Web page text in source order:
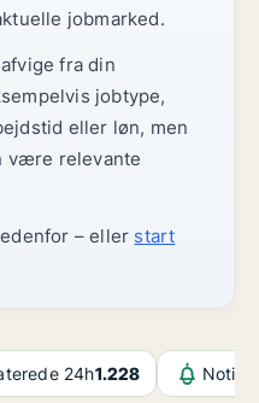
jobmarked.
fra din
jobtype,
eller løn, men
være relevante
– eller start
24h1.228